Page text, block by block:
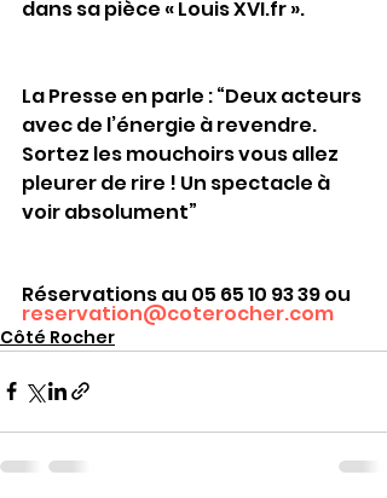
dans sa pièce « Louis XVI.fr ».
La Presse en parle : “Deux acteurs
avec de l’énergie à revendre.
Sortez les mouchoirs vous allez
pleurer de rire ! Un spectacle à
voir absolument”
Réservations au 05 65 10 93 39 ou
reservation@coterocher.com
Côté Rocher